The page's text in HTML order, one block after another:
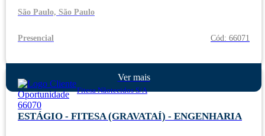
São Paulo, São Paulo
Presencial Cód: 66071
Ver mais
Fitesa Nãotecidos S/A
ESTÁGIO - FITESA (GRAVATAÍ) - ENGENHARIA